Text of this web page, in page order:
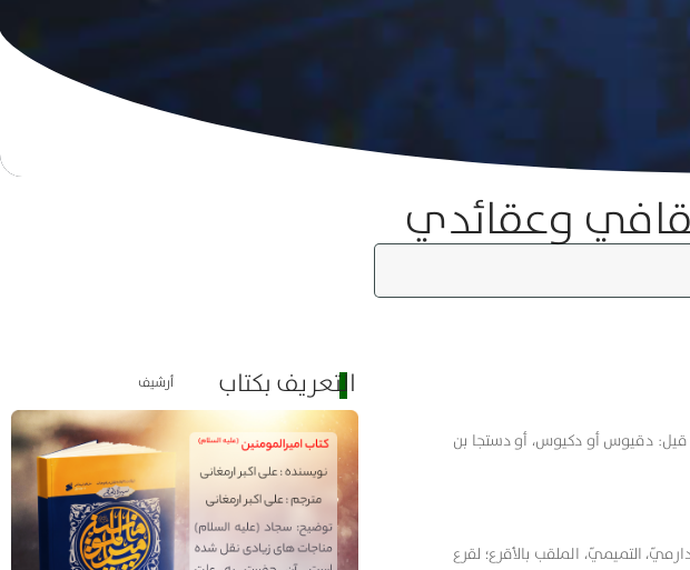
وعقائدي
دقيوس أو دكيوس، أو دستجا بن
التميميّ، الملقب بالأقرع؛ لقرع
التعريف بكتاب أرشيف